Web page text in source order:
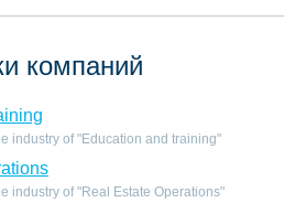
компаний
industry of "Education and training"
industry of "Real Estate Operations"